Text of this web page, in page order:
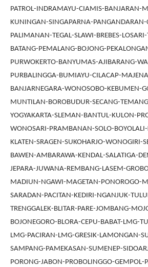
PATROL-INDRAMAYU-CIAMIS-BANJARAN-
KUNINGAN-SINGAPARNA-PANGANDARAN-
PALIMANAN-TEGAL-SLAWI-BREBES-
BATANG-PEMALANG-BOJONG-
PURWOKERTO-BANYUMAS-AJIBARANG-
PURBALINGGA-BUMIAYU-CILACAP-
BANJARNEGARA-WONOSOBO-KEBUMEN-
MUNTILAN-BOROBUDUR-SECANG-
YOGYAKARTA-SLEMAN-BANTUL-KULON-
WONOSARI-PRAMBANAN-SOLO-
KLATEN-SRAGEN-SUKOHARJO-WONOGIRI-
BAWEN-AMBARAWA-KENDAL-SALATIGA-
JEPARA-JUWANA-REMBANG-LASEM-
MADIUN-NGAWI-MAGETAN-PONOROGO-
SARADAN-PACITAN-KEDIRI-NGANJUK-
TRENGGALEK-BLITAR-PARE-JOMBANG-
BOJONEGORO-BLORA-CEPU-BABAT-LMG-
LMG-PACIRAN-LMG-GRESIK-LAMONGAN-
SAMPANG-PAMEKASAN-SUMENEP-
PORONG-JABON-PROBOLINGGO-